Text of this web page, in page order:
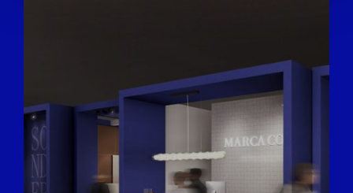
provided to them or that they’ve collected from your use